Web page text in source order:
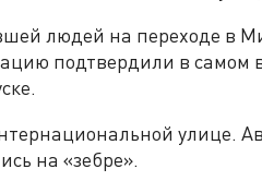
людей на переходе в
подтвердили в самом
улице.
на «зебре».